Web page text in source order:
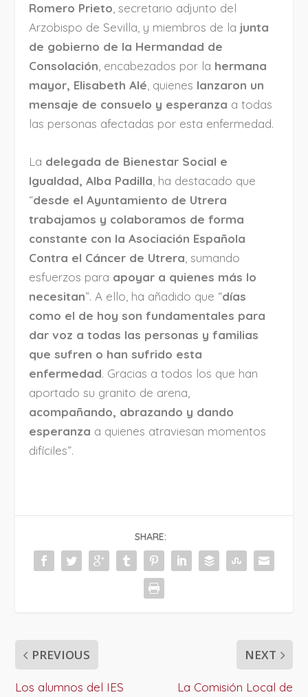
Romero Prieto , secretario adjunto del
Arzobispo de Sevilla, y miembros de la junta
de gobierno de la Hermandad de
Consolación , encabezados por la hermana
mayor, Elisabeth Alé , quienes lanzaron un
mensaje de consuelo y esperanza a todas
las personas afectadas por esta enfermedad.
La delegada de Bienestar Social e
Igualdad, Alba Padilla, ha destacado que
“desde el Ayuntamiento de Utrera
trabajamos y colaboramos de forma
constante con la Asociación Española
Contra el Cáncer de Utrera, sumando
esfuerzos para apoyar a quienes más lo
necesitan”. A ello, ha añadido que “días
como el de hoy son fundamentales para
dar voz a todas las personas y familias
que sufren o han sufrido esta
enfermedad. Gracias a todos los que han
aportado su granito de arena,
acompañando, abrazando y dando
esperanza a quienes atraviesan momentos
difíciles”.
SHARE:
PREVIOUS
Los alumnos del IES
NEXT
La Comisión Local de